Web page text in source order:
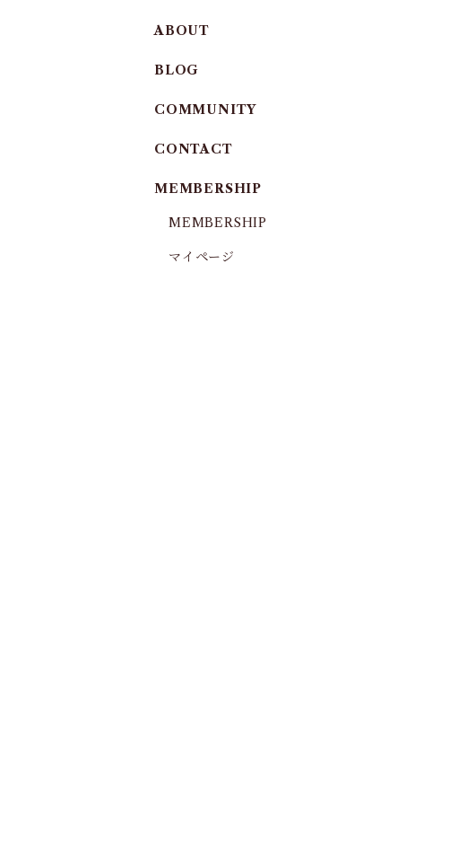
ABOUT
BLOG
COMMUNITY
CONTACT
MEMBERSHIP
MEMBERSHIP
マイページ